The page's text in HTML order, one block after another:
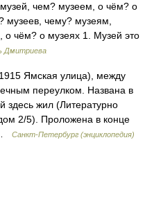
чем? музеем, о чём? о
музеев, чему? музеям,
о чём? о музеях 1. Музей это
Дмитриева
Ямская улица), между
переулком. Названа в
здесь жил (Литературно
2/5). Проложена в конце
Санкт-Петербург (энциклопедия)